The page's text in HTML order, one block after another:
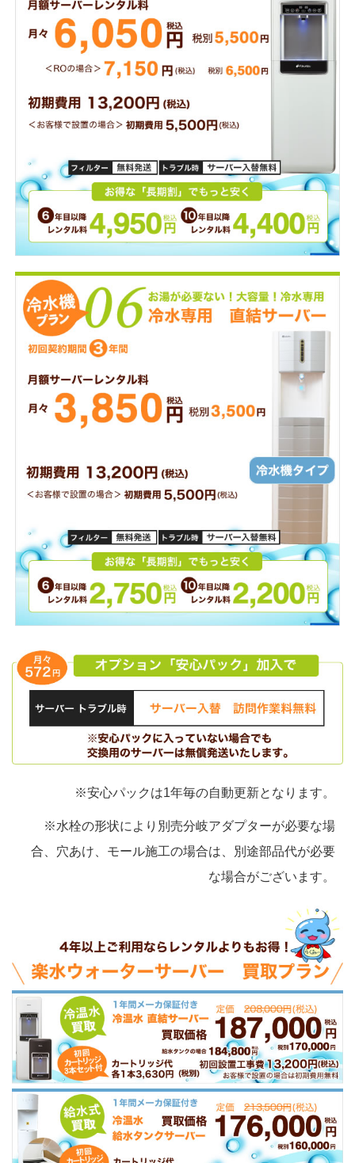
※安心パックは1年毎の自動更新となります。
※水栓の形状により別売分岐アダプターが必要な場
合、穴あけ、モール施工の場合は、別途部品代が必要
な場合がございます。